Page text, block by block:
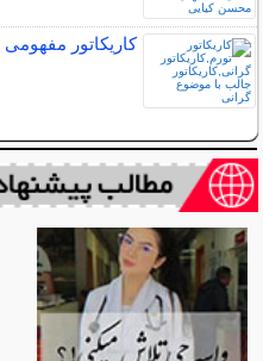
کاریکاتور مفهومی